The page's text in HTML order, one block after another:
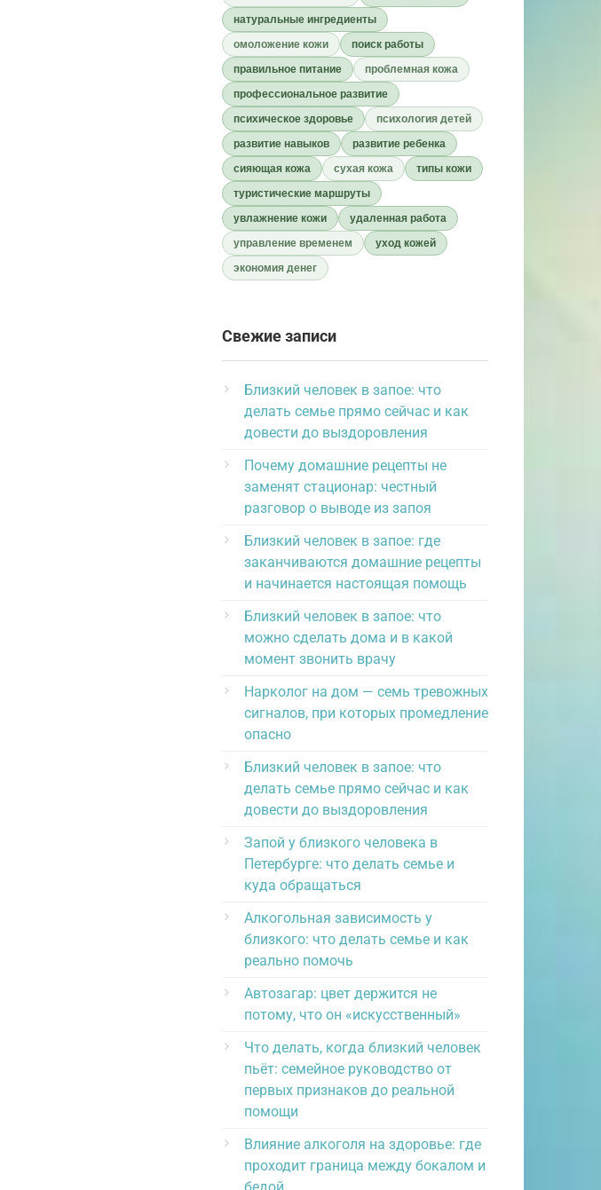
натуральные ингредиенты
омоложение кожи
поиск работы
правильное питание
проблемная кожа
профессиональное развитие
психическое здоровье
психология детей
развитие навыков
развитие ребенка
сияющая кожа
сухая кожа
типы кожи
туристические маршруты
увлажнение кожи
удаленная работа
управление временем
уход кожей
экономия денег
Свежие записи
Близкий человек в запое: что
делать семье прямо сейчас и как
довести до выздоровления
Почему домашние рецепты не
заменят стационар: честный
разговор о выводе из запоя
Близкий человек в запое: где
заканчиваются домашние рецепты
и начинается настоящая помощь
Близкий человек в запое: что
можно сделать дома и в какой
момент звонить врачу
Нарколог на дом — семь тревожных
сигналов, при которых промедление
опасно
Близкий человек в запое: что
делать семье прямо сейчас и как
довести до выздоровления
Запой у близкого человека в
Петербурге: что делать семье и
куда обращаться
Алкогольная зависимость у
близкого: что делать семье и как
реально помочь
Автозагар: цвет держится не
потому, что он «искусственный»
Что делать, когда близкий человек
пьёт: семейное руководство от
первых признаков до реальной
помощи
Влияние алкоголя на здоровье: где
проходит граница между бокалом и